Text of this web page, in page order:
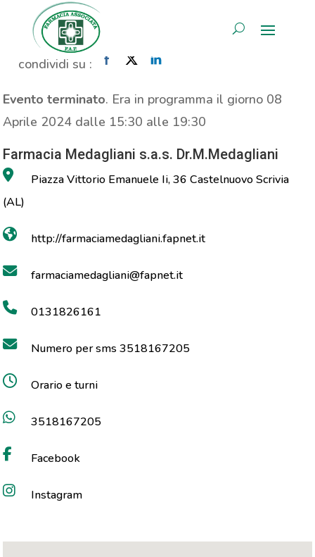
AREA RISERVATA
Consulenza Nutrizionale
Home» Evento» Consulenza Nutrizionale
condividi su :
Evento terminato. Era in programma il giorno 08
Aprile 2024 dalle 15:30 alle 19:30
Farmacia Medagliani s.a.s. Dr.M.Medagliani
Piazza Vittorio Emanuele Ii, 36 Castelnuovo Scrivia
(AL)
http://farmaciamedagliani.fapnet.it
farmaciamedagliani@fapnet.it
0131826161
Numero per sms 3518167205
Orario e turni
3518167205
Facebook
Instagram